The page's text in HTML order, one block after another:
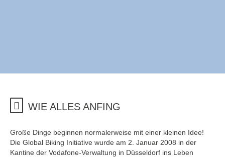
WIE ALLES ANFING
Große Dinge beginnen normalerweise mit einer kleinen Idee!
Die Global Biking Initiative wurde am 2. Januar 2008 in der
Kantine der Vodafone-Verwaltung in Düsseldorf ins Leben